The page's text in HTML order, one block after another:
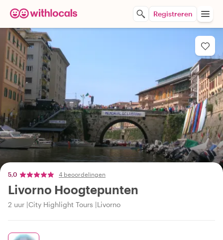
Registreren
5,0 4 beoordelingen
Livorno Hoogtepunten
2 uur City Highlight Tours Livorno